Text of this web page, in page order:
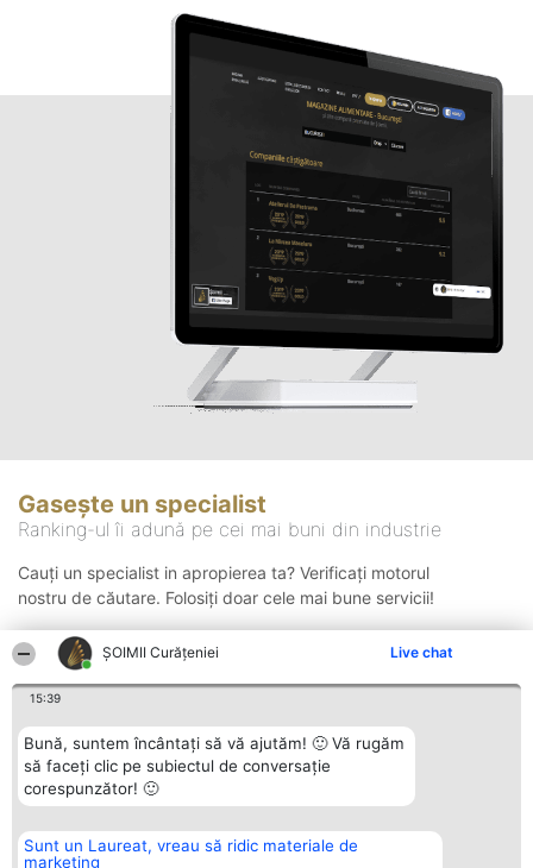
ȘOIMII Curățeniei Live chat
15:39
Bună, suntem încântați să vă ajutăm! 🙂 Vă rugăm
să faceți clic pe subiectul de conversație
corespunzător! 🙂
Sunt un Laureat, vreau să ridic materiale de
marketing
Gasește un specialist
Ranking-ul îi adună pe cei mai buni din industrie
Cauți un specialist in apropierea ta? Verificați motorul
nostru de căutare. Folosiți doar cele mai bune servicii!
Organizator Ranking
BRIGHT SOLUTIONS BR SRL
Plebiscyt Contact